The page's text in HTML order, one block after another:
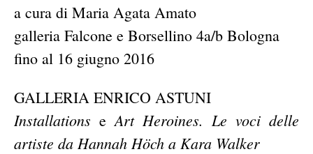
a cura di Maria Agata Amato
galleria Falcone e Borsellino 4a/b Bologna
fino al 16 giugno 2016
GALLERIA ENRICO ASTUNI
Installations eArt Heroines. Le voci delle
artiste da Hannah Höch a Kara Walker